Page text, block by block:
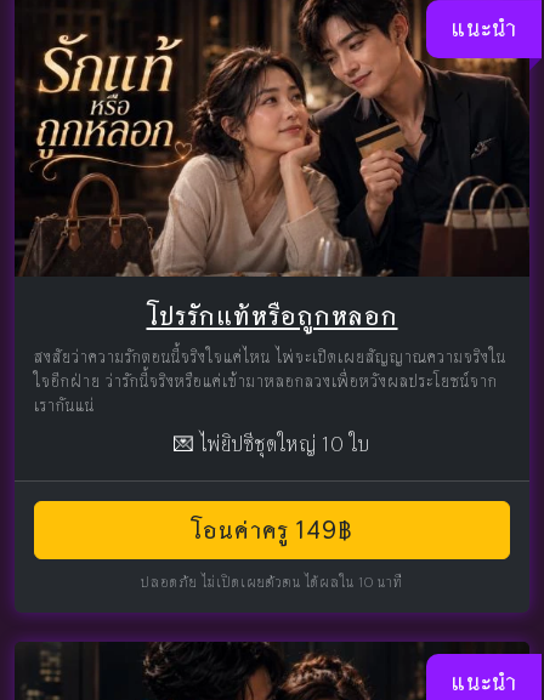
แนะนำ
โปรรักแท้หรือถูกหลอก
สงสัยว่าความรักตอนนี้จริงใจแค่ไหน ไพ่จะเปิดเผยสัญญาณความจริงใน
ใจอีกฝ่าย ว่ารักนี้จริงหรือแค่เข้ามาหลอกลวงเพื่อหวังผลประโยชน์จาก
เรากันแน่
💌 ไพ่ยิปซีชุดใหญ่ 10 ใบ
โอนค่าครู 149฿
ปลอดภัย ไม่เปิดเผยตัวตน ได้ผลใน 10 นาที
แนะนำ